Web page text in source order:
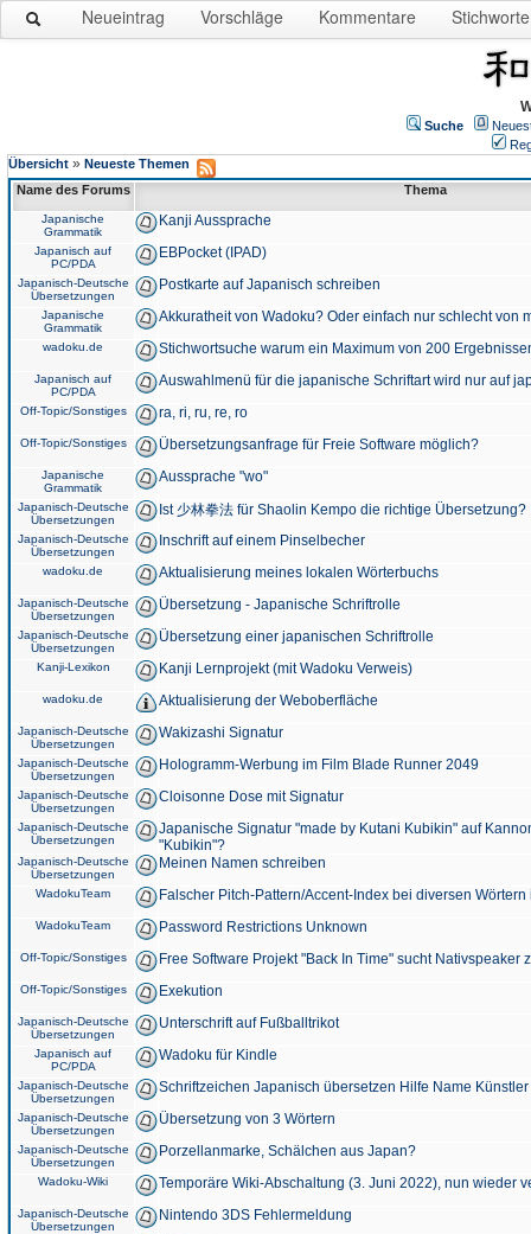
Neueintrag Vorschläge Kommentare Stichworte
Suche
Übersicht » Neueste Themen
Name des Forums
Thema
Japanische
Grammatik
Kanji Aussprache
Japanisch auf
PC/PDA
EBPocket (IPAD)
Japanisch-Deutsche
Übersetzungen
Postkarte auf Japanisch schreiben
Japanische
Grammatik
Akkuratheit von Wadoku? Oder einfach nur schlecht von
wadoku.de Stichwortsuche warum ein Maximum von 200
Japanisch auf
PC/PDA
Auswahlmenü für die japanische Schriftart wird nur auf
Off-Topic/Sonstiges ra, ri, ru, re, ro
Off-Topic/Sonstiges Übersetzungsanfrage für Freie Software möglich?
Japanische
Grammatik
Aussprache "wo"
Japanisch-Deutsche
Übersetzungen
Ist 少林拳法 für Shaolin Kempo die richtige Übersetzung?
Japanisch-Deutsche
Übersetzungen
Inschrift auf einem Pinselbecher
wadoku.de Aktualisierung meines lokalen Wörterbuchs
Japanisch-Deutsche
Übersetzungen
Übersetzung - Japanische Schriftrolle
Japanisch-Deutsche
Übersetzungen
Übersetzung einer japanischen Schriftrolle
Kanji-Lexikon Kanji Lernprojekt (mit Wadoku Verweis)
wadoku.de Aktualisierung der Weboberfläche
Japanisch-Deutsche
Übersetzungen
Wakizashi Signatur
Japanisch-Deutsche
Übersetzungen
Hologramm-Werbung im Film Blade Runner 2049
Japanisch-Deutsche
Übersetzungen
Cloisonne Dose mit Signatur
Japanisch-Deutsche
Übersetzungen
Japanische Signatur "made by Kutani Kubikin" auf
"Kubikin"?
Japanisch-Deutsche
Übersetzungen
Meinen Namen schreiben
WadokuTeam Falscher Pitch-Pattern/Accent-Index bei diversen
WadokuTeam Password Restrictions Unknown
Off-Topic/Sonstiges Free Software Projekt "Back In Time" sucht Nativspeaker
Off-Topic/Sonstiges Exekution
Japanisch-Deutsche
Übersetzungen
Unterschrift auf Fußballtrikot
Japanisch auf
PC/PDA
Wadoku für Kindle
Japanisch-Deutsche
Übersetzungen
Schriftzeichen Japanisch übersetzen Hilfe Name
Japanisch-Deutsche
Übersetzungen
Übersetzung von 3 Wörtern
Japanisch-Deutsche
Übersetzungen
Porzellanmarke, Schälchen aus Japan?
Wadoku-Wiki Temporäre Wiki-Abschaltung (3. Juni 2022), nun wieder
Japanisch-Deutsche
Übersetzungen
Nintendo 3DS Fehlermeldung